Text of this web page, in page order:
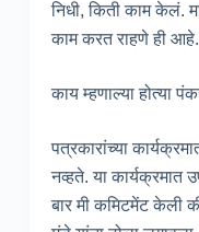
निधी, किती काम केलं.
काम करत राहणे ही आहे.
काय म्हणाल्या होत्या
पत्रकारांच्या
नव्हते. या कार्यक्रमात
बार मी कमिटमेंट केली